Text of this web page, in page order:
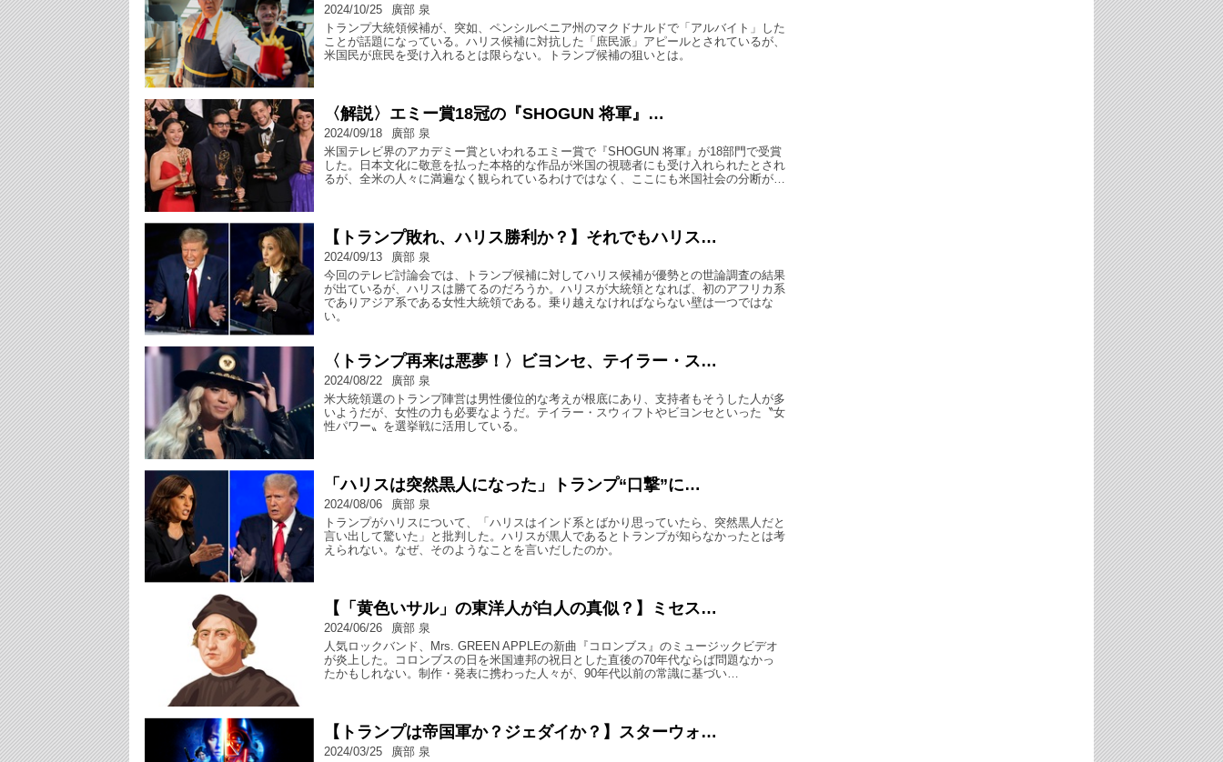
2024/10/25
廣部 泉
トランプ大統領候補が、突如、ペンシルベニア州のマクドナルドで「アルバイト」した
ことが話題になっている。ハリス候補に対抗した「庶民派」アピールとされているが、
米国民が庶民を受け入れるとは限らない。トランプ候補の狙いとは。
〈解説〉エミー賞18冠の『SHOGUN 将軍』…
2024/09/18
廣部 泉
米国テレビ界のアカデミー賞といわれるエミー賞で『SHOGUN 将軍』が18部門で受賞
した。日本文化に敬意を払った本格的な作品が米国の視聴者にも受け入れられたとされ
るが、全米の人々に満遍なく観られているわけではなく、ここにも米国社会の分断が…
【トランプ敗れ、ハリス勝利か？】それでもハリス…
2024/09/13
廣部 泉
今回のテレビ討論会では、トランプ候補に対してハリス候補が優勢との世論調査の結果
が出ているが、ハリスは勝てるのだろうか。ハリスが大統領となれば、初のアフリカ系
でありアジア系である女性大統領である。乗り越えなければならない壁は一つではな
い。
〈トランプ再来は悪夢！〉ビヨンセ、テイラー・ス…
2024/08/22
廣部 泉
米大統領選のトランプ陣営は男性優位的な考えが根底にあり、支持者もそうした人が多
いようだが、女性の力も必要なようだ。テイラー・スウィフトやビヨンセといった〝女
性パワー〟を選挙戦に活用している。
「ハリスは突然黒人になった」トランプ“口撃”に…
2024/08/06
廣部 泉
トランプがハリスについて、「ハリスはインド系とばかり思っていたら、突然黒人だと
言い出して驚いた」と批判した。ハリスが黒人であるとトランプが知らなかったとは考
えられない。なぜ、そのようなことを言いだしたのか。
【「黄色いサル」の東洋人が白人の真似？】ミセス…
2024/06/26
廣部 泉
人気ロックバンド、Mrs. GREEN APPLEの新曲『コロンブス』のミュージックビデオ
が炎上した。コロンブスの日を米国連邦の祝日とした直後の70年代ならば問題なかっ
たかもしれない。制作・発表に携わった人々が、90年代以前の常識に基づい…
【トランプは帝国軍か？ジェダイか？】スターウォ…
2024/03/25
廣部 泉